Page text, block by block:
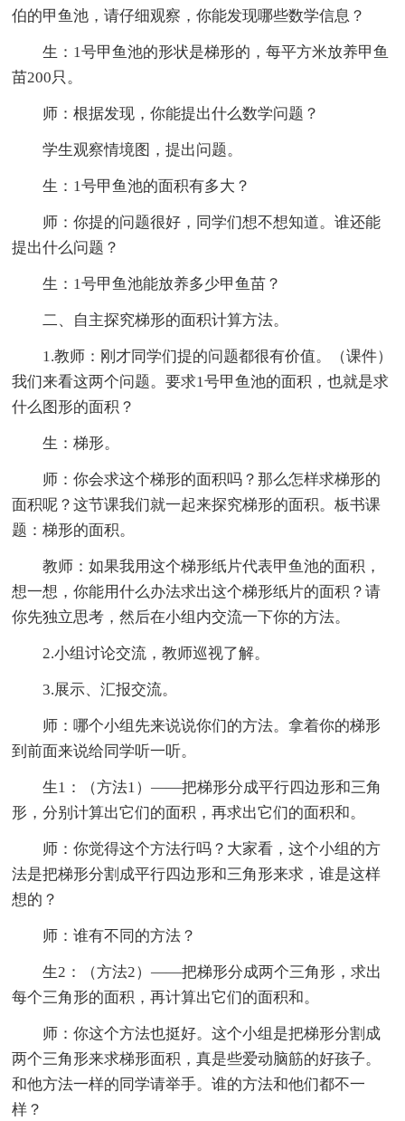
伯的甲鱼池，请仔细观察，你能发现哪些数学信息？
生：1号甲鱼池的形状是梯形的，每平方米放养甲鱼
苗200只。
师：根据发现，你能提出什么数学问题？
学生观察情境图，提出问题。
生：1号甲鱼池的面积有多大？
师：你提的问题很好，同学们想不想知道。谁还能
提出什么问题？
生：1号甲鱼池能放养多少甲鱼苗？
二、自主探究梯形的面积计算方法。
1.教师：刚才同学们提的问题都很有价值。（课件）
我们来看这两个问题。要求1号甲鱼池的面积，也就是求
什么图形的面积？
生：梯形。
师：你会求这个梯形的面积吗？那么怎样求梯形的
面积呢？这节课我们就一起来探究梯形的面积。板书课
题：梯形的面积。
教师：如果我用这个梯形纸片代表甲鱼池的面积，
想一想，你能用什么办法求出这个梯形纸片的面积？请
你先独立思考，然后在小组内交流一下你的方法。
2.小组讨论交流，教师巡视了解。
3.展示、汇报交流。
师：哪个小组先来说说你们的方法。拿着你的梯形
到前面来说给同学听一听。
生1：（方法1）——把梯形分成平行四边形和三角
形，分别计算出它们的面积，再求出它们的面积和。
师：你觉得这个方法行吗？大家看，这个小组的方
法是把梯形分割成平行四边形和三角形来求，谁是这样
想的？
师：谁有不同的方法？
生2：（方法2）——把梯形分成两个三角形，求出
每个三角形的面积，再计算出它们的面积和。
师：你这个方法也挺好。这个小组是把梯形分割成
两个三角形来求梯形面积，真是些爱动脑筋的好孩子。
和他方法一样的同学请举手。谁的方法和他们都不一
样？